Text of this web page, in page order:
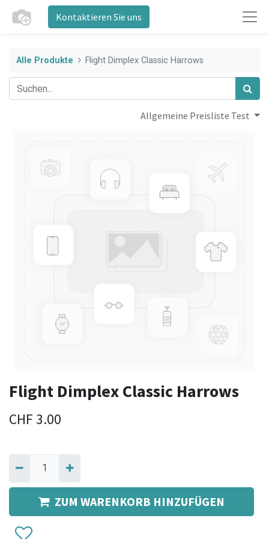
Kontaktieren Sie uns
Alle Produkte Flight Dimplex Classic Harrows
Allgemeine Preisliste Test
Flight Dimplex Classic Harrows
CHF 3.00
ZUM WARENKORB HINZUFÜGEN